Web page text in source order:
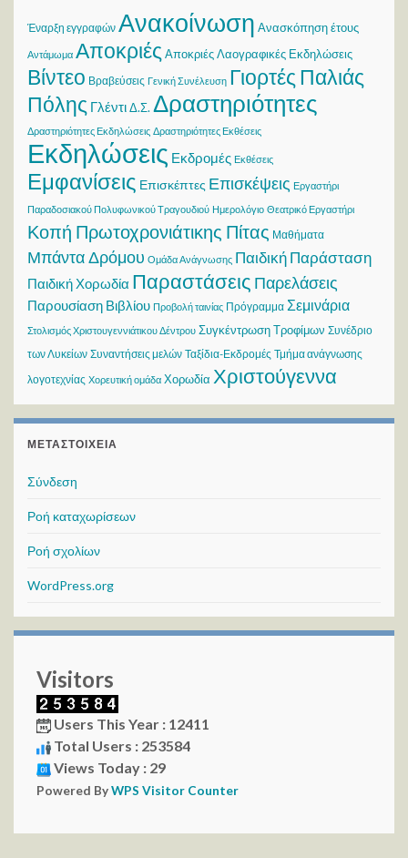
Έναρξη εγγραφών Ανακοίνωση Ανασκόπηση έτους
Αντάμωμα Αποκριές Αποκριές Λαογραφικές Εκδηλώσεις
Βίντεο Βραβεύσεις Γενική Συνέλευση Γιορτές Παλιάς
Πόλης ΓλέντιΔ.Σ. Δραστηριότητες
Δραστηριότητες Εκδηλώσεις Δραστηριότητες Εκθέσεις
Εκδηλώσεις Εκδρομές Εκθέσεις
Εμφανίσεις Επισκέπτες Επισκέψεις Εργαστήρι
Παραδοσιακού Πολυφωνικού Τραγουδιού Ημερολόγιο Θεατρικό Εργαστήρι
Κοπή Πρωτοχρονιάτικης Πίτας Μαθήματα
Μπάντα Δρόμου Ομάδα Ανάγνωσης Παιδική Παράσταση
Παιδική Χορωδία Παραστάσεις Παρελάσεις
Παρουσίαση Βιβλίου Προβολή ταινίας Πρόγραμμα Σεμινάρια
Στολισμός Χριστουγεννιάτικου Δέντρου Συγκέντρωση Τροφίμων Συνέδριο
των Λυκείων Συναντήσεις μελών Ταξίδια-Εκδρομές Τμήμα ανάγνωσης
λογοτεχνίας Χορευτική ομάδα Χορωδία Χριστούγεννα
ΜΕΤΑΣΤΟΙΧΕΊΑ
Σύνδεση
Ροή καταχωρίσεων
Ροή σχολίων
WordPress.org
Visitors
Users This Year : 12411
Total Users : 253584
Views Today : 29
Powered ByWPS Visitor Counter